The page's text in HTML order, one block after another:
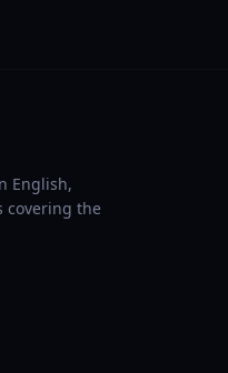
English,
covering the